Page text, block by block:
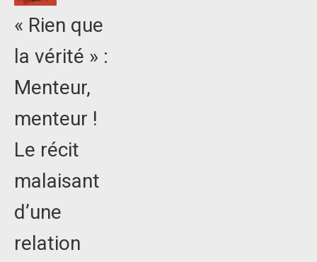
« Rien que
la vérité » :
Menteur,
menteur !
Le récit
malaisant
d’une
relation